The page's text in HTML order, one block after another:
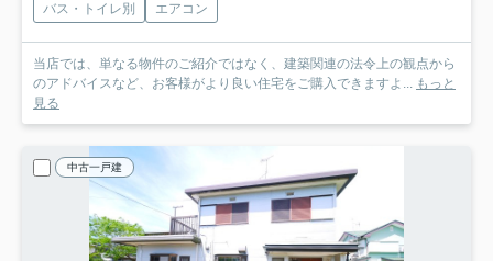
バス・トイレ別
エアコン
当店では、単なる物件のご紹介ではなく、建築関連の法令上の観点から
のアドバイスなど、お客様がより良い住宅をご購入できますよ... もっと
見る
中古一戸建